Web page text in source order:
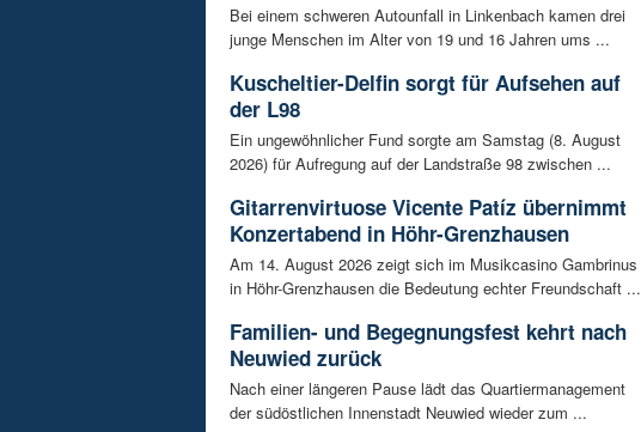
Bei einem schweren Autounfall in Linkenbach kamen drei
junge Menschen im Alter von 19 und 16 Jahren ums ...
Kuscheltier-Delfin sorgt für Aufsehen auf
der L98
Ein ungewöhnlicher Fund sorgte am Samstag (8. August
2026) für Aufregung auf der Landstraße 98 zwischen ...
Gitarrenvirtuose Vicente Patíz übernimmt
Konzertabend in Höhr-Grenzhausen
Am 14. August 2026 zeigt sich im Musikcasino Gambrinus
in Höhr-Grenzhausen die Bedeutung echter Freundschaft ...
Familien- und Begegnungsfest kehrt nach
Neuwied zurück
Nach einer längeren Pause lädt das Quartiermanagement
der südöstlichen Innenstadt Neuwied wieder zum ...